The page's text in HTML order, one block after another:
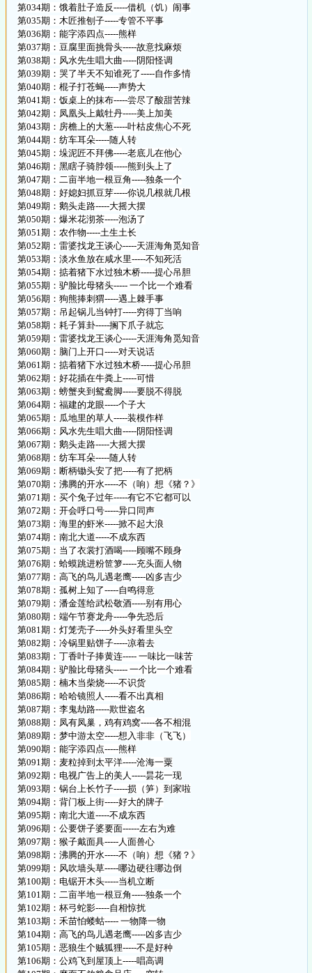
第034期：饿着肚子造反-----借机（饥）闹事
第035期：木匠推刨子-----专管不平事
第036期：能字添四点-----熊样
第037期：豆腐里面挑骨头-----故意找麻烦
第038期：风水先生唱大曲-----阴阳怪调
第039期：哭了半天不知谁死了-----自作多情
第040期：棍子打苍蝇-----声势大
第041期：饭桌上的抹布-----尝尽了酸甜苦辣
第042期：凤凰头上戴牡丹-----美上加美
第043期：房檐上的大葱-----叶枯皮焦心不死
第044期：纺车耳朵-----随人转
第045期：垛泥匠不拜佛-----老底儿在他心
第046期：黑瞎子骑脖领-----熊到头上了
第047期：二亩半地一根豆角-----独条一个
第048期：好媳妇抓豆芽-----你说几根就几根
第049期：鹅头走路-----大摇大摆
第050期：爆米花沏茶-----泡汤了
第051期：农作物-----土生土长
第052期：雷婆找龙王谈心-----天涯海角觅知音
第053期：淡水鱼放在咸水里-----不知死活
第054期：掂着猪下水过独木桥-----提心吊胆
第055期：驴脸比母猪头----- 一个比一个难看
第056期：狗熊捧刺猬-----遇上棘手事
第057期：吊起锅儿当钟打-----穷得丁当响
第058期：耗子算卦-----搁下爪子就忘
第059期：雷婆找龙王谈心-----天涯海角觅知音
第060期：脑门上开口-----对天说话
第061期：掂着猪下水过独木桥-----提心吊胆
第062期：好花插在牛粪上-----可惜
第063期：螃蟹夹到鸳鸯脚-----要脱不得脱
第064期：福建的龙眼-----个子大
第065期：瓜地里的草人-----装模作样
第066期：风水先生唱大曲-----阴阳怪调
第067期：鹅头走路-----大摇大摆
第068期：纺车耳朵-----随人转
第069期：断柄锄头安了把-----有了把柄
第070期：沸腾的开水-----不（响）想《猪？》
第071期：买个兔子过年-----有它不它都可以
第072期：开会呼口号-----异口同声
第073期：海里的虾米-----掀不起大浪
第074期：南北大道-----不成东西
第075期：当了衣裳打酒喝-----顾嘴不顾身
第076期：蛤蟆跳进粉笸箩-----充头面人物
第077期：高飞的鸟儿遇老鹰-----凶多吉少
第078期：孤树上知了-----自鸣得意
第079期：潘金莲给武松敬酒-----别有用心
第080期：端午节赛龙舟-----争先恐后
第081期：灯笼壳子-----外头好看里头空
第082期：冷锅里贴饼子-----凉着去
第083期：丁香叶子捧黄连----- 一味比一味苦
第084期：驴脸比母猪头----- 一个比一个难看
第085期：楠木当柴烧-----不识货
第086期：哈哈镜照人-----看不出真相
第087期：李鬼劫路-----欺世盗名
第088期：凤有凤巢，鸡有鸡窝-----各不相混
第089期：梦中游太空-----想入非非（飞飞）
第090期：能字添四点-----熊样
第091期：麦粒掉到太平洋-----沧海一粟
第092期：电视广告上的美人-----昙花一现
第093期：锅台上长竹子-----损（笋）到家啦
第094期：背门板上街-----好大的牌子
第095期：南北大道-----不成东西
第096期：公要饼子婆要面------左右为难
第097期：猴子戴面具-----人面兽心
第098期：沸腾的开水-----不（响）想《猪？》
第099期：风吹墙头草-----哪边硬往哪边倒
第100期：电锯开木头-----当机立断
第101期：二亩半地一根豆角-----独条一个
第102期：杯弓蛇影-----自相惊扰
第103期：禾苗怕蝼蛄----- 一物降一物
第104期：高飞的鸟儿遇老鹰-----凶多吉少
第105期：恶狼生个贼狐狸-----不是好种
第106期：公鸡飞到屋顶上-----唱高调